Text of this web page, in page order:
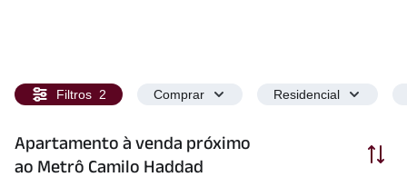
Filtros 2 Comprar Residencial
Apartamento à venda próximo
ao Metrô Camilo Haddad
Ordenar